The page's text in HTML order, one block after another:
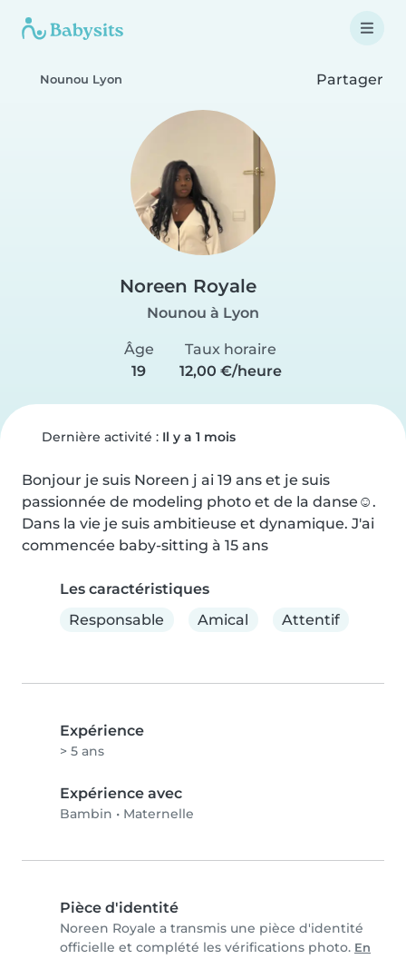
Nounou Lyon Partager
Noreen Royale
Nounou à Lyon
Âge
19
Taux horaire
12,00 €/heure
Dernière activité : Il y a 1 mois
Bonjour je suis Noreen j ai 19 ans et je suis
passionnée de modeling photo et de la danse☺️.
Dans la vie je suis ambitieuse et dynamique. J'ai
commencée baby-sitting à 15 ans
Les caractéristiques
Responsable
Amical Attentif
Expérience
> 5 ans
Expérience avec
Bambin • Maternelle
Pièce d'identité
Noreen Royale a transmis une pièce d'identité
officielle et complété les vérifications photo. En